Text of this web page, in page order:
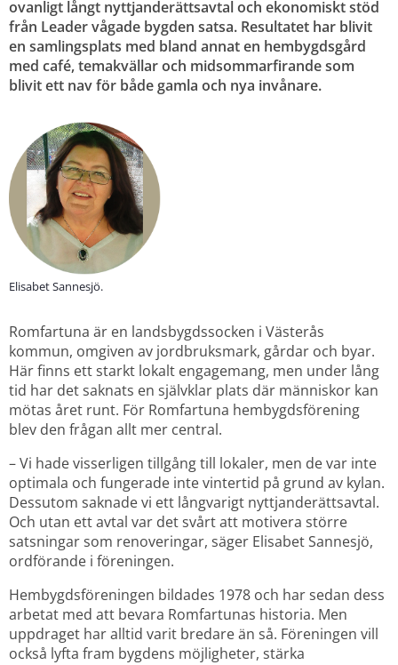
ovanligt långt nyttjanderättsavtal och ekonomiskt stöd
från Leader vågade bygden satsa. Resultatet har blivit
en samlingsplats med bland annat en hembygdsgård
med café, temakvällar och midsommarfirande som
blivit ett nav för både gamla och nya invånare.
Elisabet Sannesjö.
Romfartuna är en landsbygdssocken i Västerås
kommun, omgiven av jordbruksmark, gårdar och byar.
Här finns ett starkt lokalt engagemang, men under lång
tid har det saknats en självklar plats där människor kan
mötas året runt. För Romfartuna hembygdsförening
blev den frågan allt mer central.
– Vi hade visserligen tillgång till lokaler, men de var inte
optimala och fungerade inte vintertid på grund av kylan.
Dessutom saknade vi ett långvarigt nyttjanderättsavtal.
Och utan ett avtal var det svårt att motivera större
satsningar som renoveringar, säger Elisabet Sannesjö,
ordförande i föreningen.
Hembygdsföreningen bildades 1978 och har sedan dess
arbetat med att bevara Romfartunas historia. Men
uppdraget har alltid varit bredare än så. Föreningen vill
också lyfta fram bygdens möjligheter, stärka